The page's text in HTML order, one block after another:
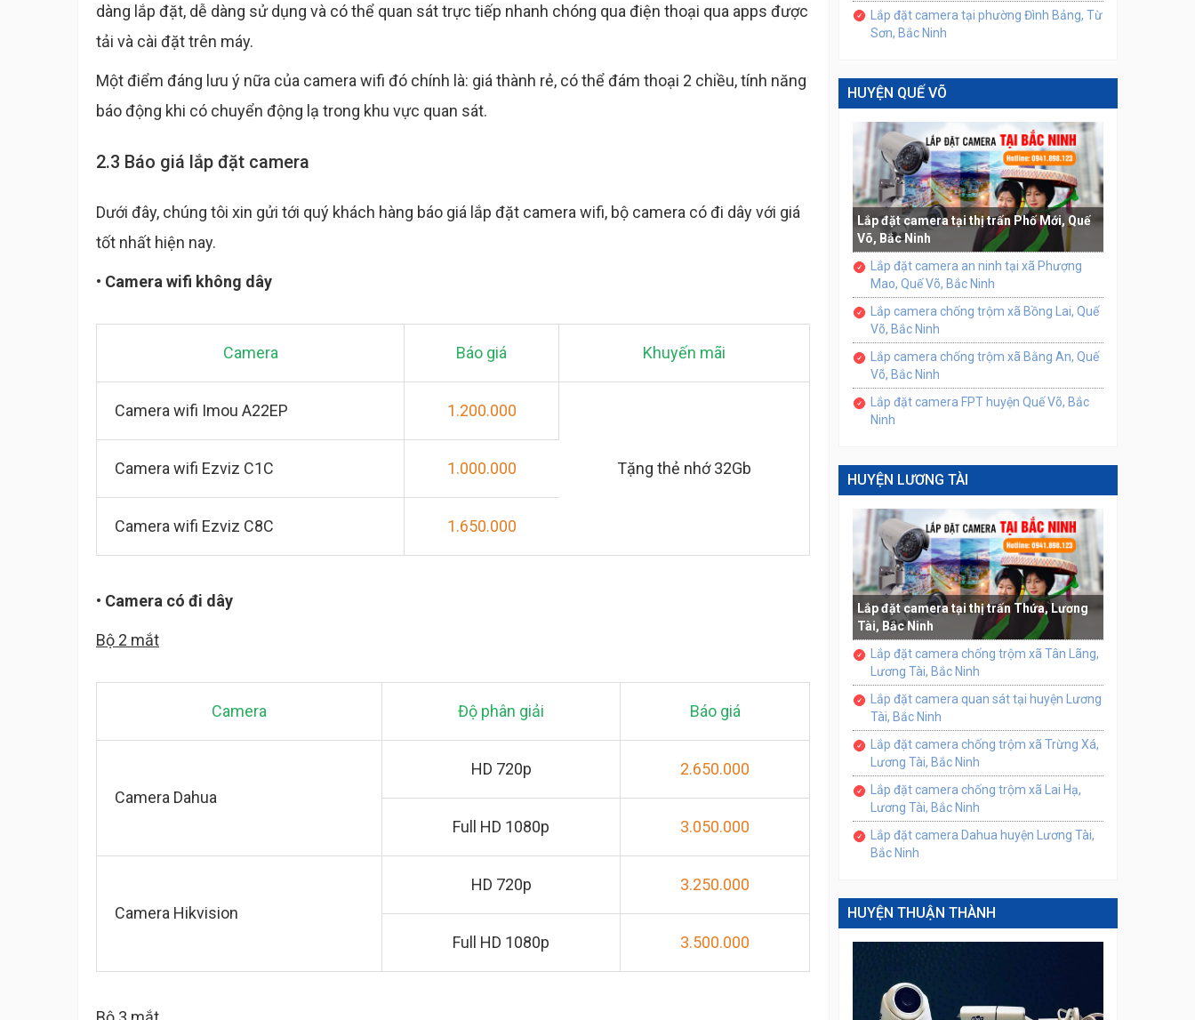
dàng lắp đặt, dễ dàng sử dụng và có thể quan sát trực tiếp nhanh chóng qua điện thoại qua apps được
tải và cài đặt trên máy.
Một điểm đáng lưu ý nữa của camera wifi đó chính là: giá thành rẻ, có thể đám thoại 2 chiều, tính năng
báo động khi có chuyển động lạ trong khu vực quan sát.
2.3 Báo giá lắp đặt camera
Dưới đây, chúng tôi xin gửi tới quý khách hàng báo giá lắp đặt camera wifi, bộ camera có đi dây với giá
tốt nhất hiện nay.
• Camera wifi không dây
Camera Báo giá Khuyến mãi
Camera wifi Imou A22EP 1.200.000
Tặng thẻ nhớ 32Gb
Camera wifi Ezviz C1C 1.000.000
Camera wifi Ezviz C8C 1.650.000
• Camera có đi dây
Bộ 2 mắt
Camera Độ phân giải Báo giá
Camera Dahua
HD 720p 2.650.000
Full HD 1080p 3.050.000
Camera Hikvision
HD 720p 3.250.000
Full HD 1080p 3.500.000
Lắp đặt camera tại phường Đình Bảng, Từ
Sơn, Bắc Ninh
HUYỆN QUẾ VÕ
Lắp đặt camera tại thị trấn Phố Mới, Quế
Võ, Bắc Ninh
Lắp đặt camera an ninh tại xã Phượng
Mao, Quế Võ, Bắc Ninh
Lắp camera chống trộm xã Bồng Lai, Quế
Võ, Bắc Ninh
Lắp camera chống trộm xã Bằng An, Quế
Võ, Bắc Ninh
Lắp đặt camera FPT huyện Quế Võ, Bắc
Ninh
HUYỆN LƯƠNG TÀI
Lắp đặt camera tại thị trấn Thứa, Lương
Tài, Bắc Ninh
Lắp đặt camera chống trộm xã Tân Lãng,
Lương Tài, Bắc Ninh
Lắp đặt camera quan sát tại huyện Lương
Tài, Bắc Ninh
Lắp đặt camera chống trộm xã Trừng Xá,
Lương Tài, Bắc Ninh
Lắp đặt camera chống trộm xã Lai Hạ,
Lương Tài, Bắc Ninh
Lắp đặt camera Dahua huyện Lương Tài,
Bắc Ninh
HUYỆN THUẬN THÀNH